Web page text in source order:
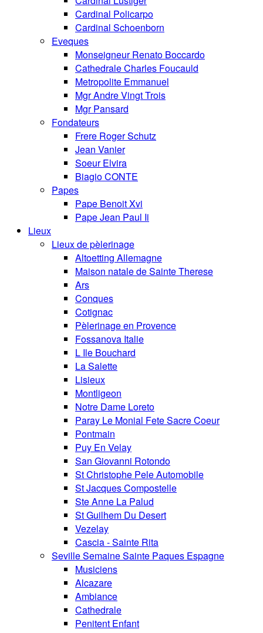
Cardinal Policarpo
Cardinal Schoenborn
Eveques
Monseigneur Renato Boccardo
Cathedrale Charles Foucauld
Metropolite Emmanuel
Mgr Andre Vingt Trois
Mgr Pansard
Fondateurs
Frere Roger Schutz
Jean Vanier
Soeur Elvira
Biagio CONTE
Papes
Pape Benoit Xvi
Pape Jean Paul Ii
Lieux
Lieux de pèlerinage
Altoetting Allemagne
Maison natale de Sainte Therese
Ars
Conques
Cotignac
Pèlerinage en Provence
Fossanova Italie
L Ile Bouchard
La Salette
Lisieux
Montligeon
Notre Dame Loreto
Paray Le Monial Fete Sacre Coeur
Pontmain
Puy En Velay
San Giovanni Rotondo
St Christophe Pele Automobile
St Jacques Compostelle
Ste Anne La Palud
St Guilhem Du Desert
Vezelay
Cascia - Sainte Rita
Seville Semaine Sainte Paques Espagne
Musiciens
Alcazare
Ambiance
Cathedrale
Penitent Enfant